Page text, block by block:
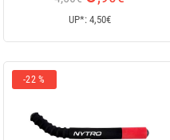
UP*: 4,50€
-22 %